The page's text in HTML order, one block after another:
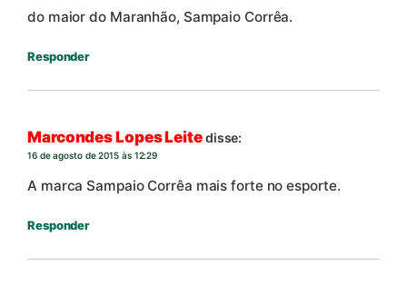
do maior do Maranhão, Sampaio Corrêa.
Responder
Marcondes Lopes Leitedisse:
16 de agosto de 2015 às 12:29
A marca Sampaio Corrêa mais forte no esporte.
Responder